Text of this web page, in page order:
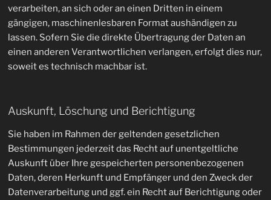
verarbeiten, an sich oder an einen Dritten in einem
gängigen, maschinenlesbaren Format aushändigen zu
lassen. Sofern Sie die direkte Übertragung der Daten an
einen anderen Verantwortlichen verlangen, erfolgt dies nur,
soweit es technisch machbar ist.
Auskunft, Löschung und Berichtigung
Sie haben im Rahmen der geltenden gesetzlichen
Bestimmungen jederzeit das Recht auf unentgeltliche
Auskunft über Ihre gespeicherten personenbezogenen
Daten, deren Herkunft und Empfänger und den Zweck der
Datenverarbeitung und ggf. ein Recht auf Berichtigung oder